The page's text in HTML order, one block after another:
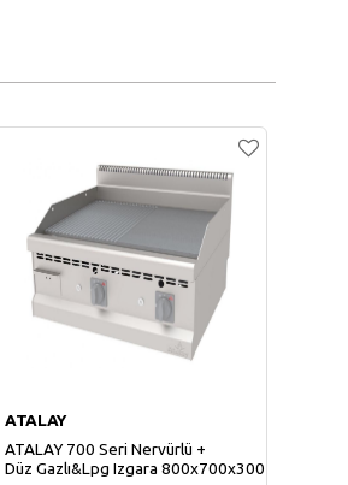
ATALAY
ATALAY 700 Seri Nervürlü +
Düz Gazlı&Lpg Izgara 800x700x300